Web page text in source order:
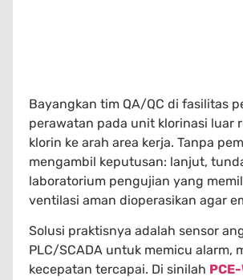
Bayangkan tim QA/QC di fasilitas
perawatan pada unit klorinasi luar
klorin ke arah area kerja. Tanpa
mengambil keputusan: lanjut,
laboratorium pengujian yang
ventilasi aman dioperasikan agar
Solusi praktisnya adalah sensor
PLC/SCADA untuk memicu alarm,
kecepatan tercapai. Di sinilah PCE-